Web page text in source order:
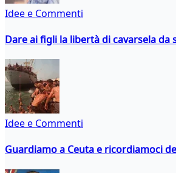
Idee e Commenti
Dare ai figli la libertà di cavarsela da
Idee e Commenti
Guardiamo a Ceuta e ricordiamoci